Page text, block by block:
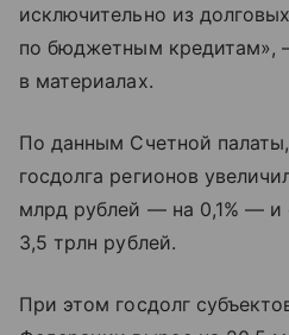
исключительно из
по бюджетным кредитам»,
в материалах.
По данным Счетной
госдолга регионов
млрд рублей — на 0,1% — и
3,5 трлн рублей.
При этом госдолг